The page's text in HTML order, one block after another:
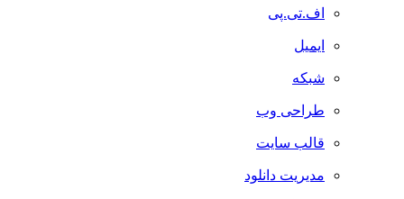
اف.تی.پی
ایمیل
شبکه
طراحی وب
قالب سایت
مدیریت دانلود